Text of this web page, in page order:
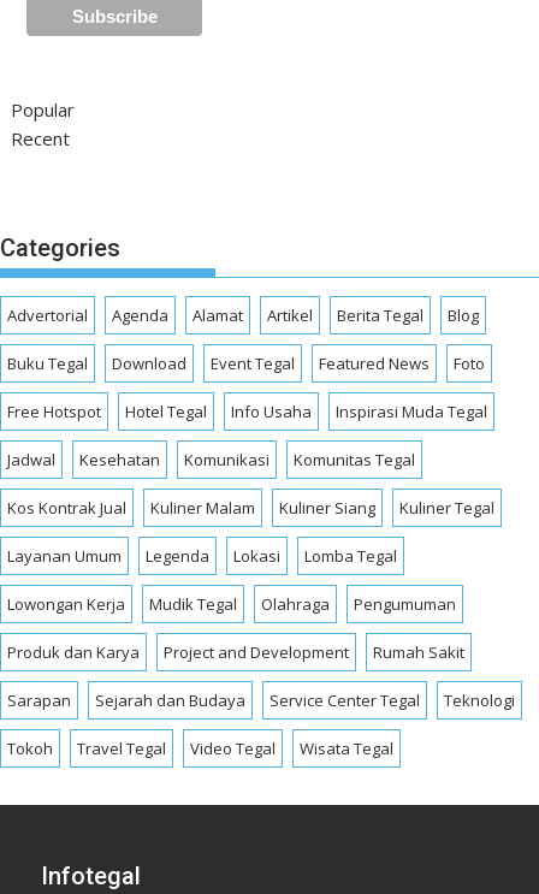
Popular
Recent
Categories
Advertorial Agenda Alamat Artikel Berita Tegal Blog
Buku Tegal Download Event Tegal Featured News Foto
Free Hotspot Hotel Tegal Info Usaha Inspirasi Muda Tegal
Jadwal Kesehatan Komunikasi Komunitas Tegal
Kos Kontrak Jual Kuliner Malam Kuliner Siang Kuliner Tegal
Layanan Umum Legenda Lokasi Lomba Tegal
Lowongan Kerja Mudik Tegal Olahraga Pengumuman
Produk dan Karya Project and Development Rumah Sakit
Sarapan Sejarah dan Budaya Service Center Tegal Teknologi
Tokoh Travel Tegal Video Tegal Wisata Tegal
Infotegal